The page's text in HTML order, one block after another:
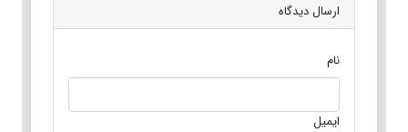
ارسال دیدگاه
نام
ایمیل